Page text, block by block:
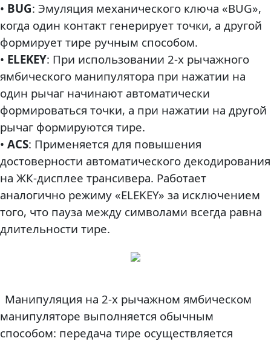
• BUG: Эмуляция механического ключа «BUG»,
когда один контакт генерирует точки, а другой
формирует тире ручным способом.
• ELEKEY: При использовании 2-х рычажного
ямбического манипулятора при нажатии на
один рычаг начинают автоматически
формироваться точки, а при нажатии на другой
рычаг формируются тире.
• ACS: Применяется для повышения
достоверности автоматического декодирования
на ЖК-дисплее трансивера. Работает
аналогично режиму «ELEKEY» за исключением
того, что пауза между символами всегда равна
длительности тире.
Манипуляция на 2-х рычажном ямбическом
манипуляторе выполняется обычным
способом: передача тире осуществляется